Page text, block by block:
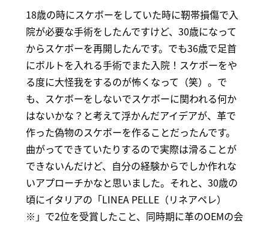
18歳の時にスケボーをしていた時に靭帯損傷で入
院が必要な手術をしたんですけど、30歳になって
からスケボーを再開したんです。でも36歳で足首
にボルトを入れる手術でまた入院！スケボーをや
る度に大怪我をするのが怖くなって（笑）。で
も、スケボーをしないでスケボーに関われる何か
はないかな？と考えて浮かんだアイデアが、革で
作った偽物のスケボーを作ることだったんです。
曲がってできていたりするので実際は滑ることが
できないんだけど、自分の経験からでしか作れな
いアプローチかなと思いました。それと、30歳の
頃にイタリアの「LINEA PELLE（リネアペレ）
※」で2位を受賞したこと、同時期に革のOEMの会